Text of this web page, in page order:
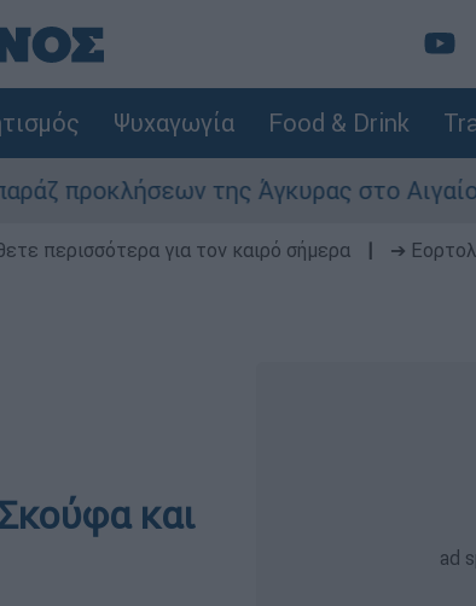
Ψυχαγωγία Food & Drink
της Άγκυρας στο Αιγαίο: Εικονική
περισσότερα για τον καιρό σήμερα
➔
και